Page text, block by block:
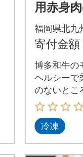
用赤身
T08-S20
福岡県北九
寄付金額
博多和牛の
ヘルシーで
のないとこ
お肉です。
冷凍